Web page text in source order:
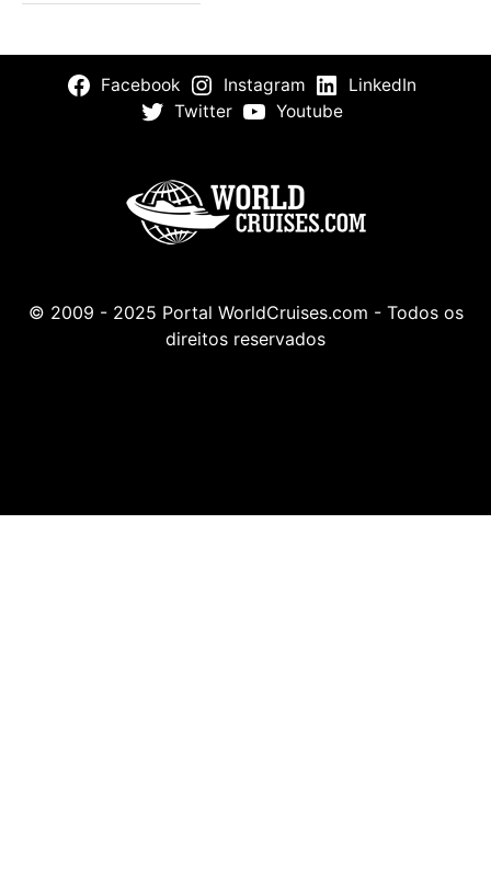
Facebook Instagram
LinkedIn
Twitter
Youtube
© 2009 - 2025 Portal WorldCruises.com - Todos os
direitos reservados